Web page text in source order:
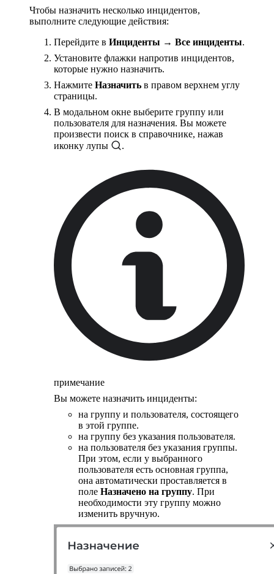
Чтобы назначить несколько инцидентов,
выполните следующие действия:
Перейдите в Инциденты → Все инциденты.
Установите флажки напротив инцидентов,
которые нужно назначить.
Нажмите Назначить в правом верхнем углу
страницы.
В модальном окне выберите группу или
пользователя для назначения. Вы можете
произвести поиск в справочнике, нажав
иконку лупы
.
примечание
Вы можете назначить инциденты:
на группу и пользователя, состоящего
в этой группе.
на группу без указания пользователя.
на пользователя без указания группы.
При этом, если у выбранного
пользователя есть основная группа,
она автоматически проставляется в
поле Назначено на группу. При
необходимости эту группу можно
изменить вручную.